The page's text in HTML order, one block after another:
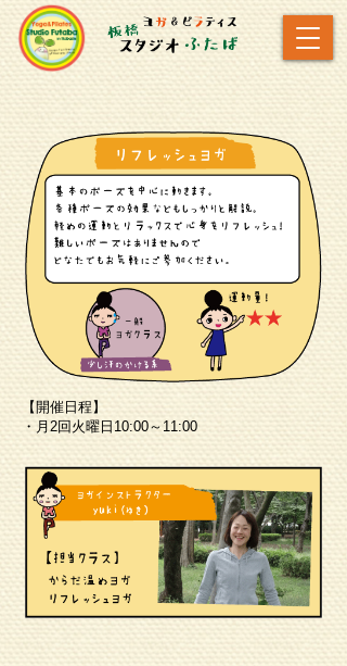
【開催日程】
・月2回火曜日10:00～11:00